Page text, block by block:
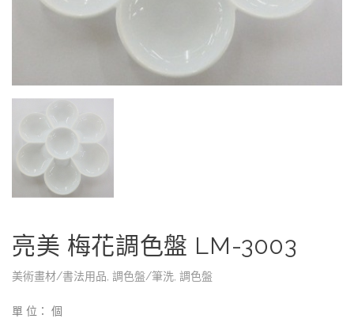
亮美 梅花調色盤 LM-3003
美術畫材/書法用品 調色盤/筆洗 調色盤
單 位： 個